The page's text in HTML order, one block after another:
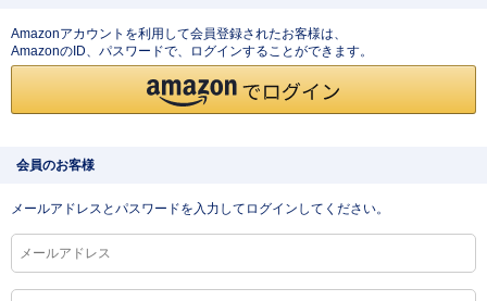
Amazonアカウントを利用して会員登録されたお客様は、
AmazonのID、パスワードで、ログインすることができます。
会員のお客様
メールアドレスとパスワードを入力してログインしてください。